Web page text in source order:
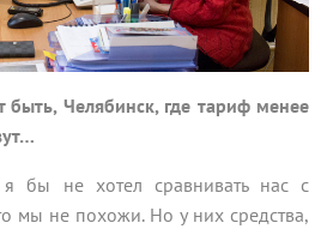
быть, Челябинск, где тариф менее
бы не хотел сравнивать нас с
мы не похожи. Но у них средства,